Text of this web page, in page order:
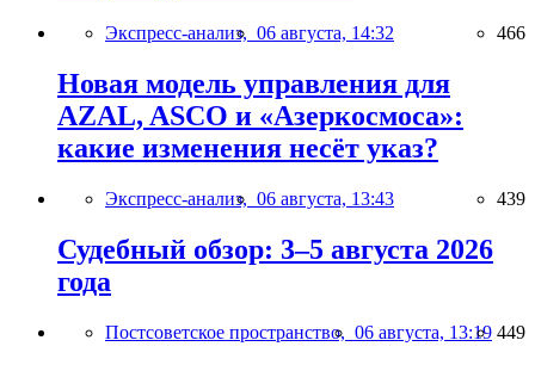
Экспресс-анализ, 06 августа, 14:32 466
Новая модель управления для
AZAL, ASCO и «Азеркосмоса»:
какие изменения несёт указ?
Экспресс-анализ, 06 августа, 13:43 439
Судебный обзор: 3–5 августа 2026
года
Постсоветское пространство, 06 августа, 13:19 449